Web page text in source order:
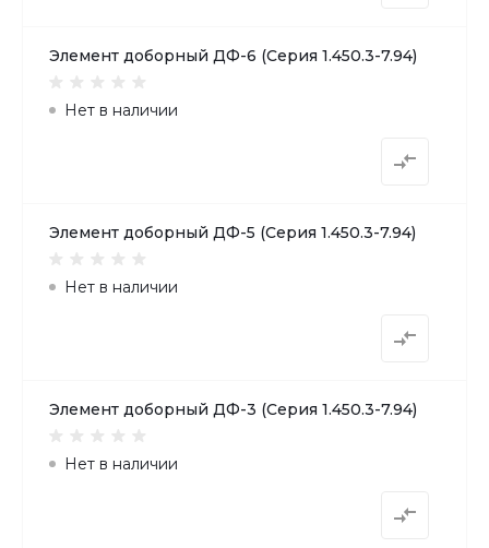
Элемент доборный ДФ-6 (Серия 1.450.3-7.94)
Нет в наличии
Элемент доборный ДФ-5 (Серия 1.450.3-7.94)
Нет в наличии
Элемент доборный ДФ-3 (Серия 1.450.3-7.94)
Нет в наличии